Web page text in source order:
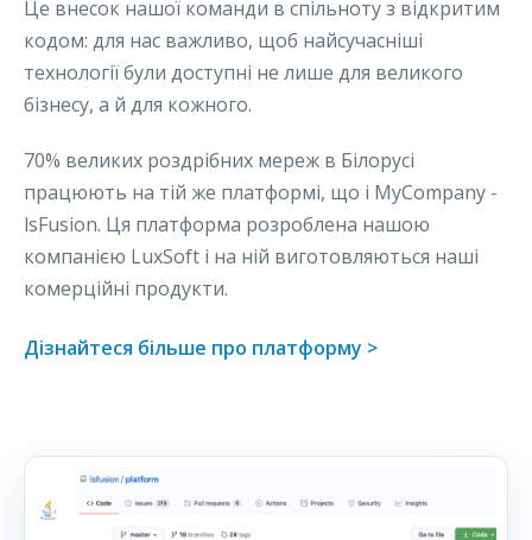
Це внесок нашої команди в спільноту з відкритим
кодом: для нас важливо, щоб найсучасніші
технології були доступні не лише для великого
бізнесу, а й для кожного.
70% великих роздрібних мереж в Білорусі
працюють на тій же платформі, що і MyCompany -
lsFusion. Ця платформа розроблена нашою
компанією LuxSoft і на ній виготовляються наші
комерційні продукти.
Дізнайтеся більше про платформу >